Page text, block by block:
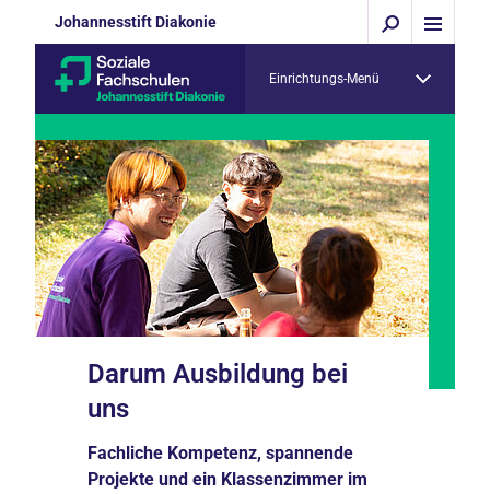
Johannesstift Diakonie
Einrichtungs-Menü
Darum Ausbildung bei
uns
Fachliche Kompetenz, spannende
Projekte und ein Klassenzimmer im